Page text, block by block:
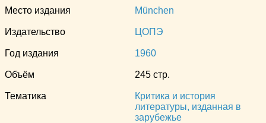
Место издания München
Издательство ЦОПЭ
Год издания 1960
Объём 245 стр.
Тематика
Критика и история
литературы, изданная в
зарубежье